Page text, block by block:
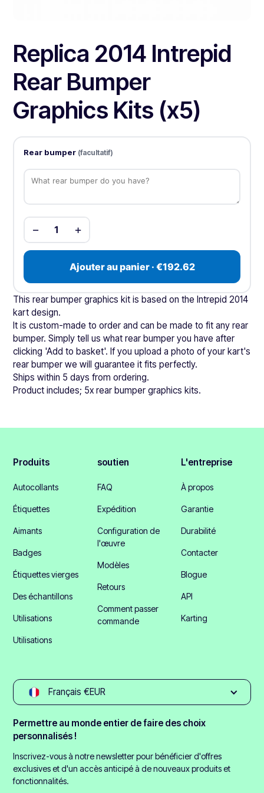
Replica 2014 Intrepid
Rear Bumper
Graphics Kits (x5)
Rear bumper (facultatif)
− 1 +
Ajouter au panier · €192.62
This rear bumper graphics kit is based on the Intrepid 2014
kart design.
It is custom-made to order and can be made to fit any rear
bumper. Simply tell us what rear bumper you have after
clicking 'Add to basket'. If you upload a photo of your kart's
rear bumper we will guarantee it fits perfectly.
Ships within 5 days from ordering.
Product includes; 5x rear bumper graphics kits.
Produits
Autocollants
Étiquettes
Aimants
Badges
Étiquettes vierges
Des échantillons
Utilisations
Utilisations
soutien
FAQ
Expédition
Configuration de
l'œuvre
Modèles
Retours
Comment passer
commande
L'entreprise
À propos
Garantie
Durabilité
Contacter
Blogue
API
Karting
Français €EUR
Permettre au monde entier de faire des choix
personnalisés !
Inscrivez-vous à notre newsletter pour bénéficier d'offres
exclusives et d'un accès anticipé à de nouveaux produits et
fonctionnalités.